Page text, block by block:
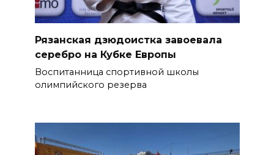
Рязанская дзюдоистка завоевала
серебро на Кубке Европы
Воспитанница спортивной школы
олимпийского резерва